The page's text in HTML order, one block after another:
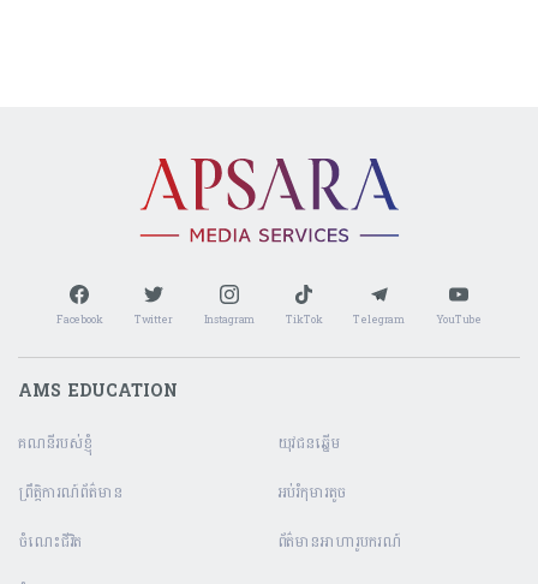
Facebook Twitter Instagram TikTok Telegram YouTube
AMS EDUCATION
គណនី​របស់ខ្ញុំ
ព្រឹត្តិការណ៍ព័ត៌មាន
ចំណេះជីវិត
យុវជនឆ្នើម
អប់រំកុមារតូច
ព័ត៌មានអាហារូបករណ៍